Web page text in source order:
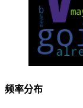
频率分布